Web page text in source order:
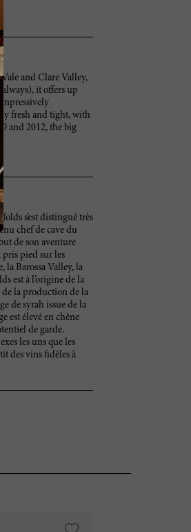
and Clare Valley,
it offers up
fresh and tight, with
and 2012, the big
s’est distingué très
chef de cave du
de son aventure
pris pied sur les
la Barossa Valley, la
est à l’origine de la
de la production de la
de syrah issue de la
est élevé en chêne
de garde.
les uns que les
des vins fidèles à